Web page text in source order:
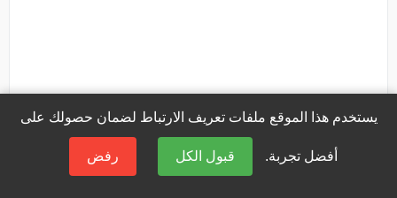
يستخدم هذا الموقع ملفات تعريف الارتباط لضمان حصولك على
أفضل تجربة. قبول الكل رفض